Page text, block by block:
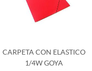
CARPETA CON ELASTICO
1/4W GOYA